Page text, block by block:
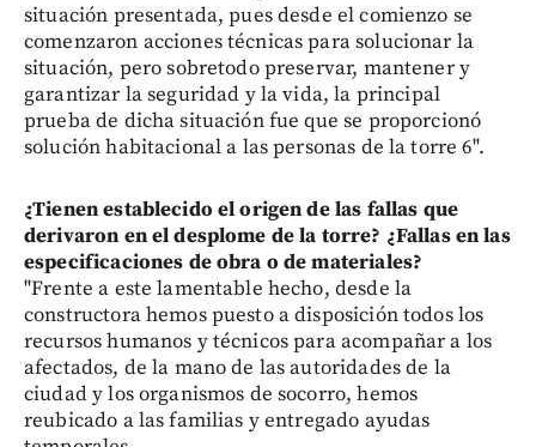
situación presentada, pues desde el comienzo se
comenzaron acciones técnicas para solucionar la
situación, pero sobretodo preservar, mantener y
garantizar la seguridad y la vida, la principal
prueba de dicha situación fue que se proporcionó
solución habitacional a las personas de la torre 6".
¿Tienen establecido el origen de las fallas que
derivaron en el desplome de la torre? ¿Fallas en las
especificaciones de obra o de materiales?
"Frente a este lamentable hecho, desde la
constructora hemos puesto a disposición todos los
recursos humanos y técnicos para acompañar a los
afectados, de la mano de las autoridades de la
ciudad y los organismos de socorro, hemos
reubicado a las familias y entregado ayudas